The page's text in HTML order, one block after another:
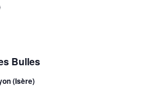
Bulles
(Isère)